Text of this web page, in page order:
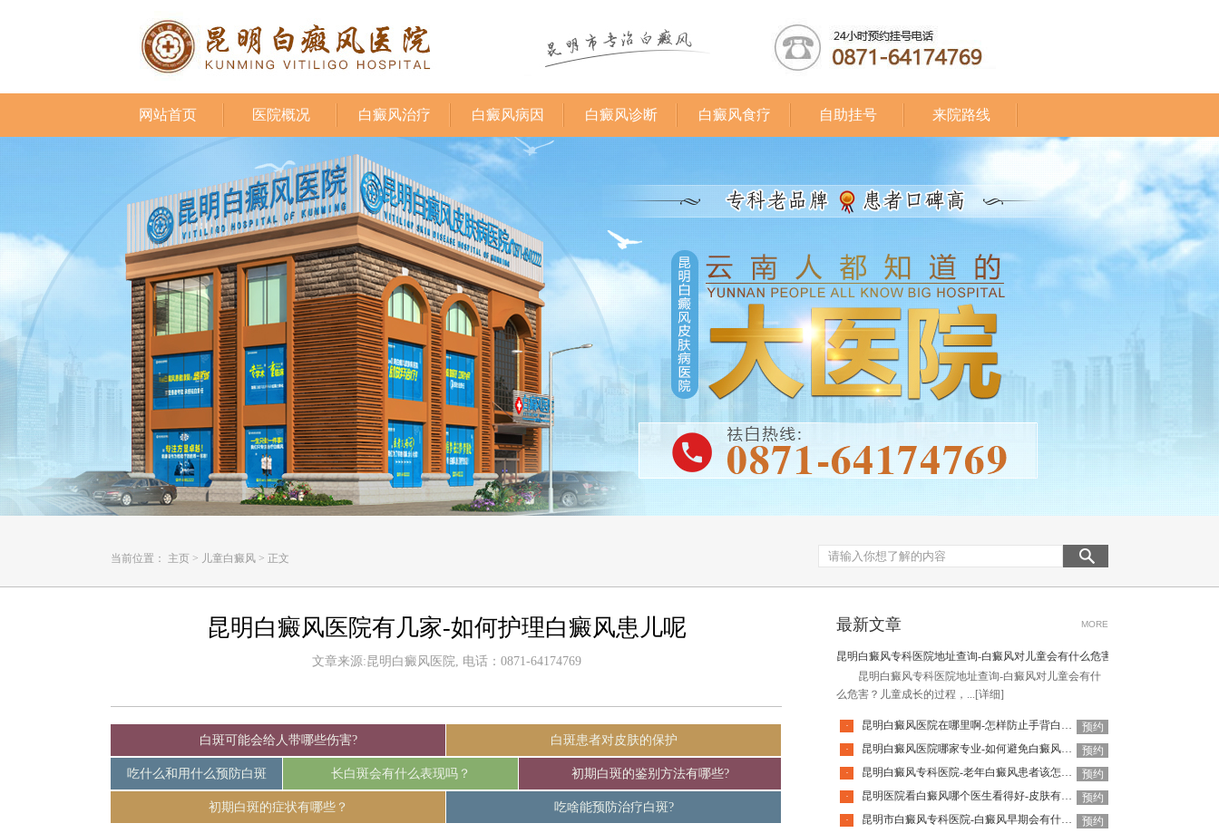
网站首页 医院概况 白癜风治疗 白癜风病因 白癜风诊断 白癜风食疗 自助挂号 来院路线
当前位置： 主页 > 儿童白癜风 > 正文
昆明白癜风医院有几家-如何护理白癜风患儿呢
文章来源:昆明白癜风医院, 电话：0871-64174769
白斑可能会给人带哪些伤害? 白斑患者对皮肤的保护
吃什么和用什么预防白斑 长白斑会有什么表现吗？ 初期白斑的鉴别方法有哪些?
初期白斑的症状有哪些？ 吃啥能预防治疗白斑?
最新文章 MORE
昆明白癜风专科医院地址查询-白癜风对儿童会有什么危害
昆明白癜风专科医院地址查询-白癜风对儿童会有什
么危害？儿童成长的过程，... [详细]
· 昆明白癜风医院在哪里啊-怎样防止手背白癜风扩散呢
预约
·
昆明白癜风医院哪家专业-如何避免白癜风复发呢
预约
·
昆明白癜风专科医院-老年白癜风患者该怎么有效应对疾病
预约
·
昆明医院看白癜风哪个医生看得好-皮肤有白癜风后该怎么护理
预约
·
昆明市白癜风专科医院-白癜风早期会有什么症状
预约